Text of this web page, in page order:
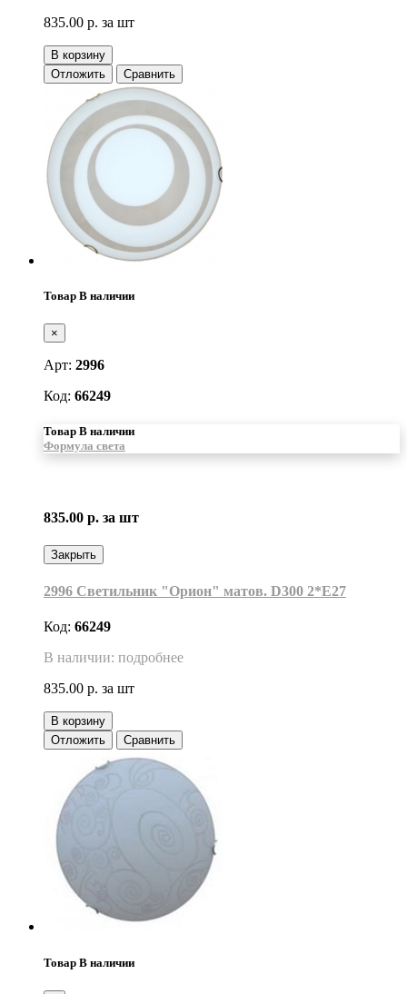
835.00 р. за шт
В корзину
Отложить
Сравнить
Товар В наличии
×
Арт: 2996
Код: 66249
Товар В наличии
Формула света
835.00 р. за шт
Закрыть
2996 Светильник "Орион" матов. D300 2*Е27
Код: 66249
В наличии: подробнее
835.00 р. за шт
В корзину
Отложить
Сравнить
Товар В наличии